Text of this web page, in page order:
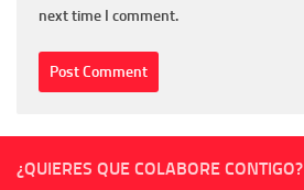
next time I comment.
¿QUIERES QUE COLABORE CONTIGO?